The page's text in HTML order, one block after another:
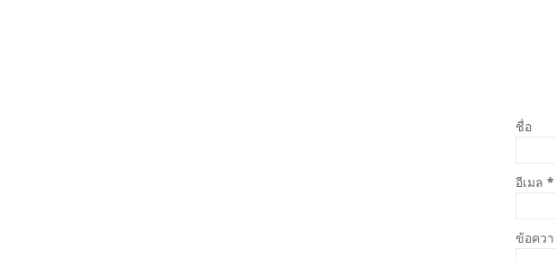
ชื่อ
อีเมล *
ข้อคว